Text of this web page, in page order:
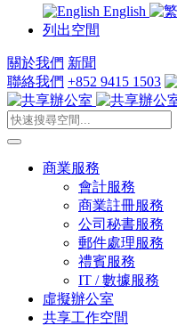
English
列出空間
關於我們 新聞
聯絡我們 +852 9415 1503
商業服務
會計服務
商業註冊服務
公司秘書服務
郵件處理服務
禮賓服務
IT / 數據服務
虛擬辦公室
共享工作空間